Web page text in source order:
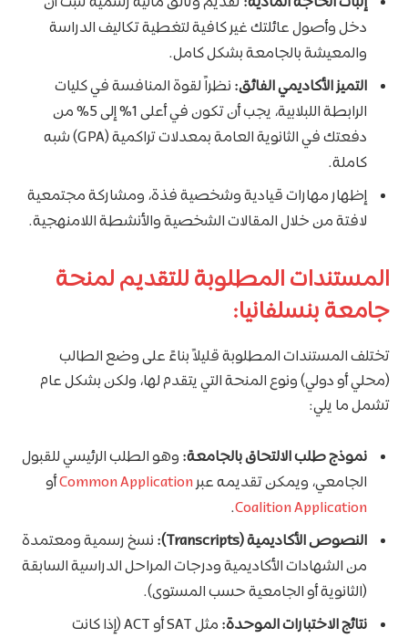
دخل وأصول عائلتك غير كافية لتغطية تكاليف الدراسة
والمعيشة بالجامعة بشكل كامل.
التميز الأكاديمي الفائق: نظراً لقوة المنافسة في كليات
الرابطة اللبلابية، يجب أن تكون في أعلى 1% إلى 5% من
دفعتك في الثانوية العامة بمعدلات تراكمية (GPA) شبه
كاملة.
إظهار مهارات قيادية وشخصية فذة، ومشاركة مجتمعية
لافتة من خلال المقالات الشخصية والأنشطة اللامنهجية.
المستندات المطلوبة للتقديم لمنحة
جامعة بنسلفانيا:
تختلف المستندات المطلوبة قليلاً بناءً على وضع الطالب
(محلي أو دولي) ونوع المنحة التي يتقدم لها، ولكن بشكل عام
تشمل ما يلي:
نموذج طلب الالتحاق بالجامعة: وهو الطلب الرئيسي للقبول
الجامعي، ويمكن تقديمه عبرCommon Applicationأو
Coalition Application
.
النصوص الأكاديمية (Transcripts):
نسخ رسمية ومعتمدة
من الشهادات الأكاديمية ودرجات المراحل الدراسية السابقة
(الثانوية أو الجامعية حسب المستوى).
نتائج الاختبارات الموحدة:
مثل SAT أو ACT (إذا كانت